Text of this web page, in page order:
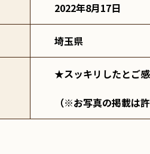
2022年8月17日
埼玉県
★スッキリしたとご
（※お写真の掲載は